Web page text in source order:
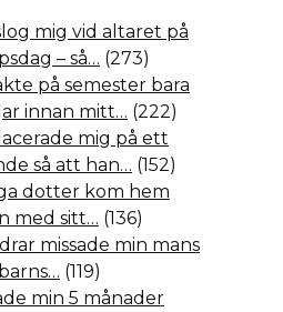
mig vid altaret på
– så… (273)
på semester bara
innan mitt… (222)
mig på ett
så att han… (152)
dotter kom hem
med sitt… (136)
missade min mans
(119)
min 5 månader